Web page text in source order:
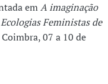
emA imaginação
Feministas de
07 a 10 de